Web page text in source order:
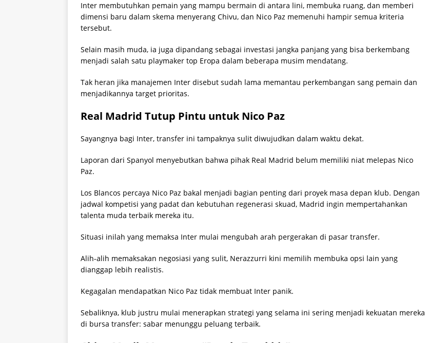
Inter membutuhkan pemain yang mampu bermain di antara lini, membuka ruang, dan memberi
dimensi baru dalam skema menyerang Chivu, dan Nico Paz memenuhi hampir semua kriteria
tersebut.
Selain masih muda, ia juga dipandang sebagai investasi jangka panjang yang bisa berkembang
menjadi salah satu playmaker top Eropa dalam beberapa musim mendatang.
Tak heran jika manajemen Inter disebut sudah lama memantau perkembangan sang pemain dan
menjadikannya target prioritas.
Real Madrid Tutup Pintu untuk Nico Paz
Sayangnya bagi Inter, transfer ini tampaknya sulit diwujudkan dalam waktu dekat.
Laporan dari Spanyol menyebutkan bahwa pihak Real Madrid belum memiliki niat melepas Nico
Paz.
Los Blancos percaya Nico Paz bakal menjadi bagian penting dari proyek masa depan klub. Dengan
jadwal kompetisi yang padat dan kebutuhan regenerasi skuad, Madrid ingin mempertahankan
talenta muda terbaik mereka itu.
Situasi inilah yang memaksa Inter mulai mengubah arah pergerakan di pasar transfer.
Alih-alih memaksakan negosiasi yang sulit, Nerazzurri kini memilih membuka opsi lain yang
dianggap lebih realistis.
Kegagalan mendapatkan Nico Paz tidak membuat Inter panik.
Sebaliknya, klub justru mulai menerapkan strategi yang selama ini sering menjadi kekuatan mereka
di bursa transfer: sabar menunggu peluang terbaik.